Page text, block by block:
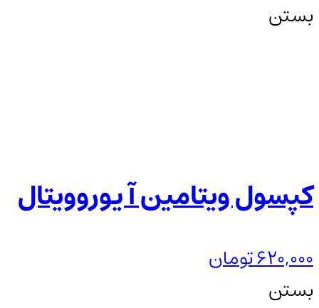
بستن
کپسول ویتامین آ یوروویتال
620,000تومان
بستن